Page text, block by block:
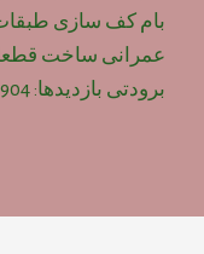
بام کف سازی طبقات
عمرانی ساخت
برودتی بازدیدها: 904